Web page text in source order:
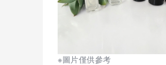
※圖片僅供參考